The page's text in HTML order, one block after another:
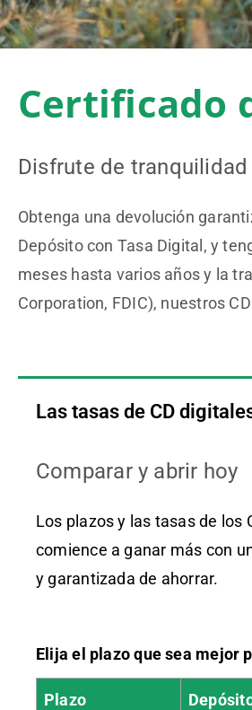
Certificado
Disfrute de
Obtenga una devolución
Depósito con Tasa Digital, y
meses hasta varios años y la
Corporation, FDIC), nuestros
Las tasas de CD
Comparar y abrir hoy
Los plazos y las tasas de los
comience a ganar más con
y garantizada de ahorrar.
Elija el plazo que sea mejor
Plazo